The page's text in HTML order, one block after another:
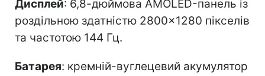
Дисплей: 6,8-дюймова AMOLED-панель із
роздільною здатністю 2800×1280 пікселів
та частотою 144 Гц.
Батарея: кремній-вуглецевий акумулятор